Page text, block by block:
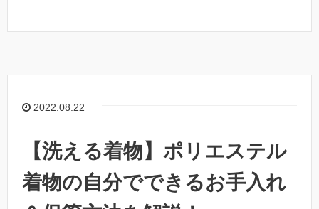
2022.08.22
【洗える着物】ポリエステル
着物の自分でできるお手入れ